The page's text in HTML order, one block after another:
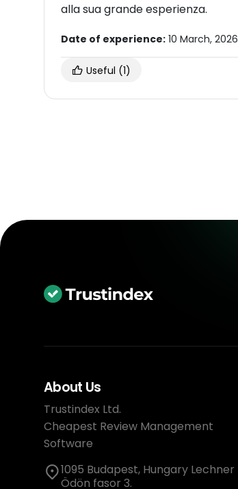
alla sua grande esperienza.
Date of experience: 10 March, 2026
Useful (1)
About Us
Trustindex Ltd.
Cheapest Review Management
Software
1095 Budapest, Hungary Lechner
Ödön fasor 3.